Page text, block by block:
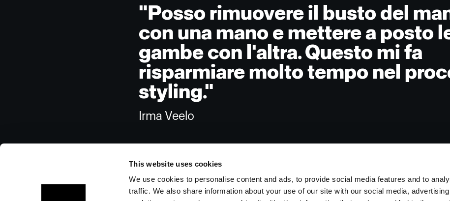
This website uses cookies
We use cookies to personalise content and ads, to provide social media features and to
traffic. We also share information about your use of our site with our social media,
"Posso rimuovere il busto del
con una mano e mettere a posto
gambe con l'altra. Questo mi fa
risparmiare molto tempo nel
styling."
Irma Veelo